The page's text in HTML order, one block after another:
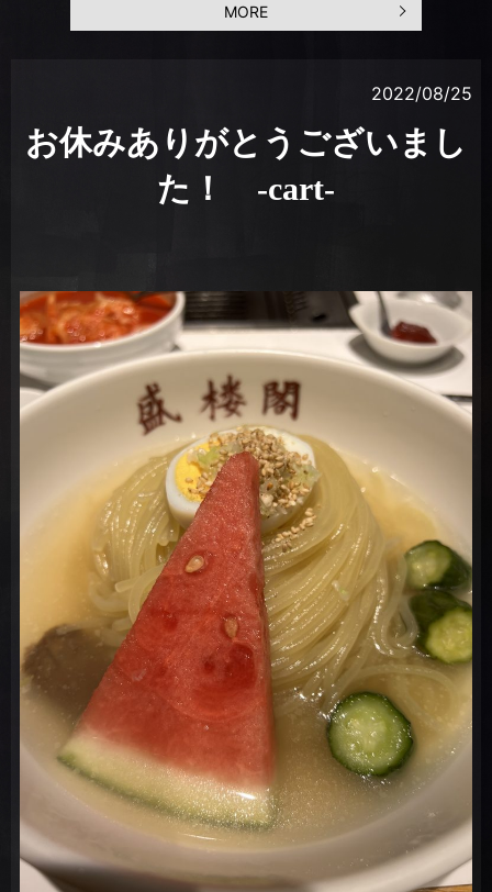
MORE
2022/08/25
お休みありがとうございまし
た！ -cart-